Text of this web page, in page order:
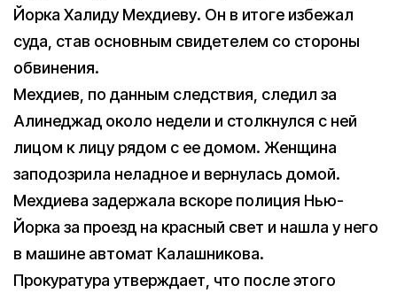
Йорка Халиду Мехдиеву. Он в итоге избежал
суда, став основным свидетелем со стороны
обвинения.
Мехдиев, по данным следствия, следил за
Алинеджад около недели и столкнулся с ней
лицом к лицу рядом с ее домом. Женщина
заподозрила неладное и вернулась домой.
Мехдиева задержала вскоре полиция Нью-
Йорка за проезд на красный свет и нашла у него
в машине автомат Калашникова.
Прокуратура утверждает, что после этого